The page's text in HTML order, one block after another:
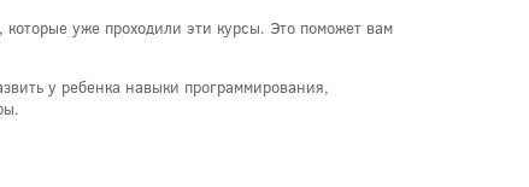
уже проходили эти курсы. Это поможет вам
у ребенка навыки программирования,